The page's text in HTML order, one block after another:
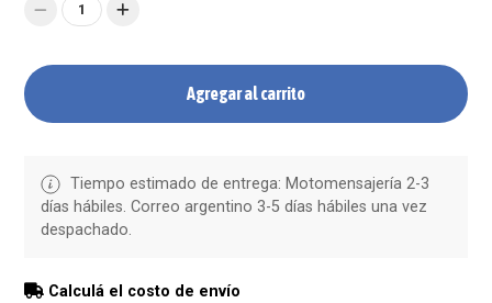
1
Agregar al carrito
Tiempo estimado de entrega: Motomensajería 2-3
días hábiles. Correo argentino 3-5 días hábiles una vez
despachado.
Calculá el costo de envío